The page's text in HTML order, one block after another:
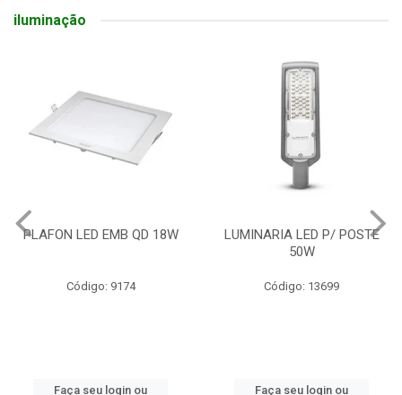
iluminação
PLAFON LED EMB QD 18W
Código: 9174
Faça seu login ou
LUMINARIA LED P/ POSTE
50W
Código: 13699
Faça seu login ou